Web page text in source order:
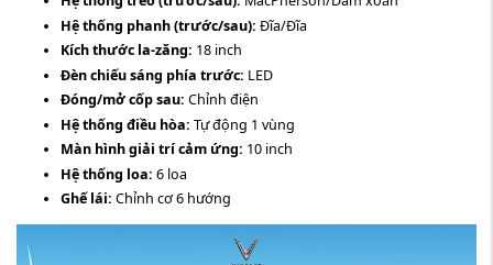
Hệ thống phanh (trước/sau): Đĩa/Đĩa
Kích thước la-zăng: 18 inch
Đèn chiếu sáng phía trước: LED
Đóng/mở cốp sau: Chỉnh điện
Hệ thống điều hòa: Tự động 1 vùng
Màn hình giải trí cảm ứng: 10 inch
Hệ thống loa: 6 loa
Ghế lái: Chỉnh cơ 6 hướng